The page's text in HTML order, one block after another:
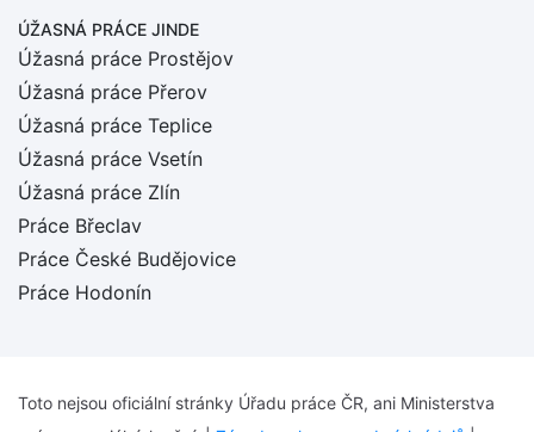
ÚŽASNÁ PRÁCE JINDE
Úžasná práce Prostějov
Úžasná práce Přerov
Úžasná práce Teplice
Úžasná práce Vsetín
Úžasná práce Zlín
Práce Břeclav
Práce České Budějovice
Práce Hodonín
Toto nejsou oficiální stránky Úřadu práce ČR, ani Ministerstva